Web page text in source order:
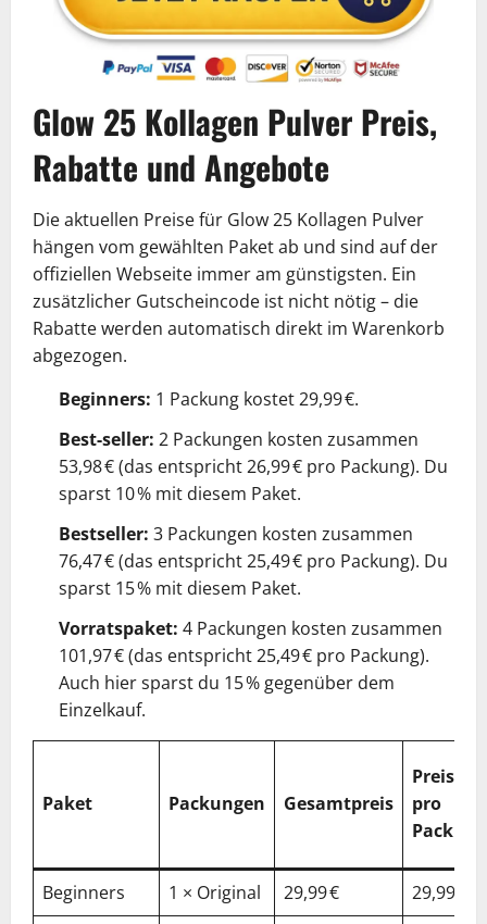
Glow 25 Kollagen Pulver Preis,
Rabatte und Angebote
Die aktuellen Preise für Glow 25 Kollagen Pulver
hängen vom gewählten Paket ab und sind auf der
offiziellen Webseite immer am günstigsten. Ein
zusätzlicher Gutscheincode ist nicht nötig – die
Rabatte werden automatisch direkt im Warenkorb
abgezogen.
Beginners: 1 Packung kostet 29,99 €.
Best-seller: 2 Packungen kosten zusammen
53,98 € (das entspricht 26,99 € pro Packung). Du
sparst 10 % mit diesem Paket.
Bestseller: 3 Packungen kosten zusammen
76,47 € (das entspricht 25,49 € pro Packung). Du
sparst 15 % mit diesem Paket.
Vorratspaket: 4 Packungen kosten zusammen
101,97 € (das entspricht 25,49 € pro Packung).
Auch hier sparst du 15 % gegenüber dem
Einzelkauf.
Paket Packungen Gesamtpreis
Preis
pro
Packung
Beginners 1 × Original 29,99 €
29,99 €